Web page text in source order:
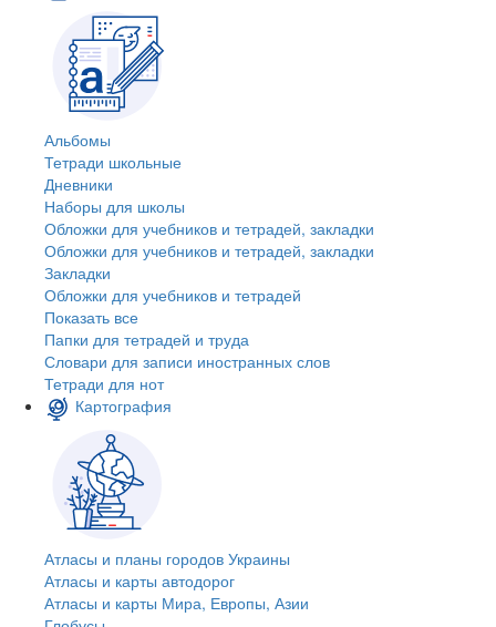
Альбомы
Тетради школьные
Дневники
Наборы для школы
Обложки для учебников и тетрадей, закладки
Обложки для учебников и тетрадей, закладки
Закладки
Обложки для учебников и тетрадей
Показать все
Папки для тетрадей и труда
Словари для записи иностранных слов
Тетради для нот
Картография
Атласы и планы городов Украины
Атласы и карты автодорог
Атласы и карты Мира, Европы, Азии